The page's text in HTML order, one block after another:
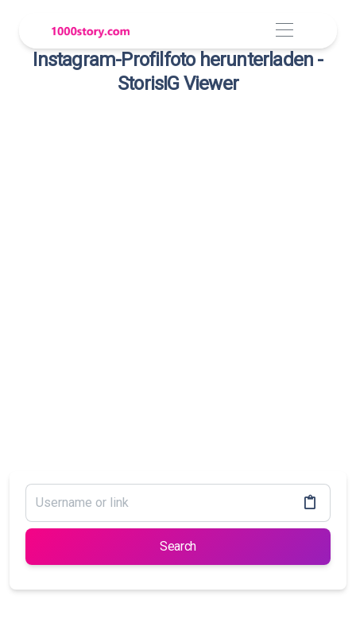
Instagram-Profilfoto herunterladen -
StorisIG Viewer
Search